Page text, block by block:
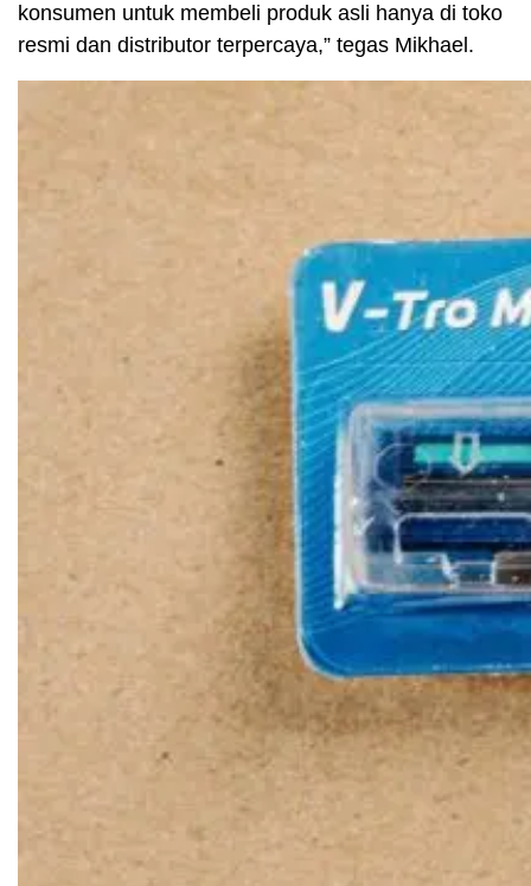
konsumen untuk membeli produk asli hanya di toko
resmi dan distributor terpercaya,” tegas Mikhael.